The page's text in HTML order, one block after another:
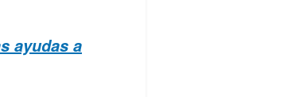
ayudas a